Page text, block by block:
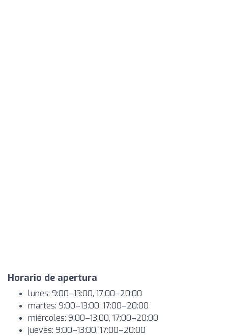
Horario de apertura
lunes: 9:00–13:00, 17:00–20:00
martes: 9:00–13:00, 17:00–20:00
miércoles: 9:00–13:00, 17:00–20:00
jueves: 9:00–13:00, 17:00–20:00